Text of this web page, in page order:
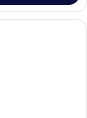
í herbergi,